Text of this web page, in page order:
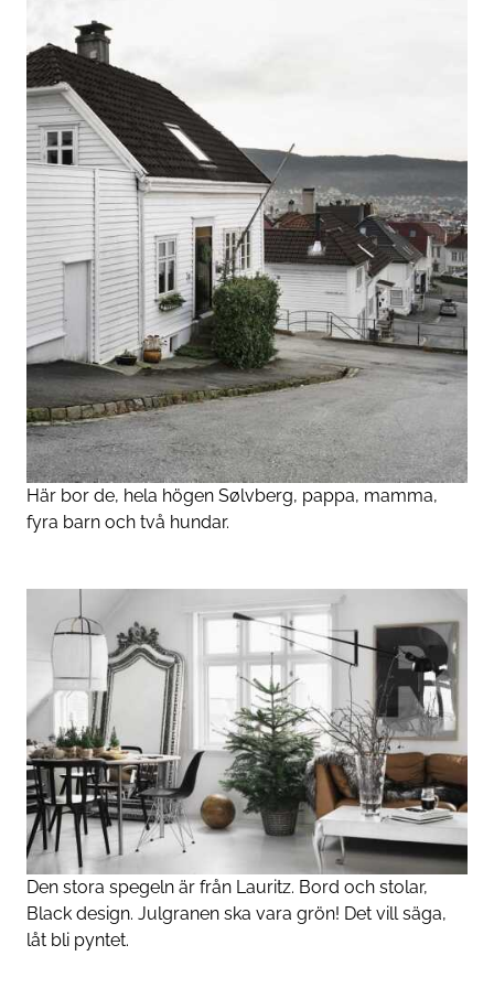
Här bor de, hela högen Sølvberg, pappa, mamma,
fyra barn och två hundar.
Den stora spegeln är från Lauritz. Bord och stolar,
Black design. Julgranen ska vara grön! Det vill säga,
låt bli pyntet.